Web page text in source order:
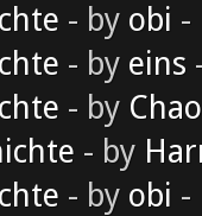
- by obi -
- by eins
- by
- by
- by obi -